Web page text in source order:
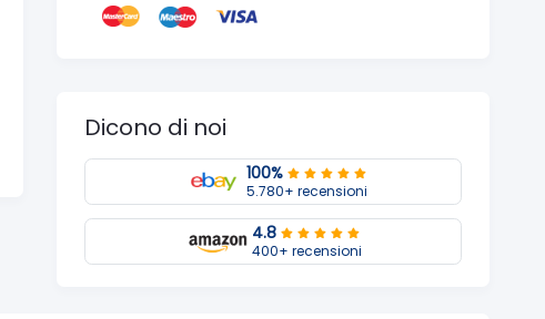
Dicono di noi
100%
5.780+ recensioni
4.8
400+ recensioni